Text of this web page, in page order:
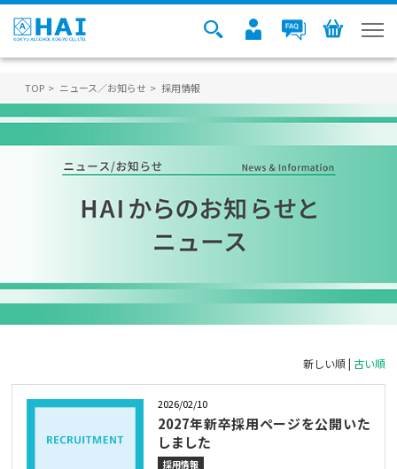
TOP ニュース／お知らせ 採用情報
新しい順 | 古い順
2026/02/10
2027年新卒採用ページを公開いた
しました
採用情報